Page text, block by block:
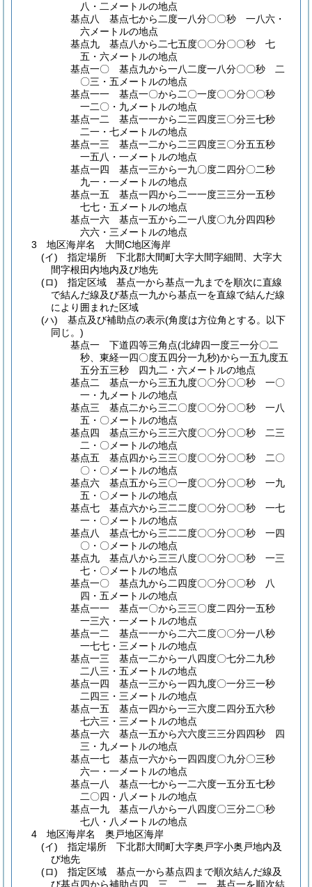
八・二メートルの地点
基点八 基点七から二度一八分〇〇秒 一八六・
六メートルの地点
基点九 基点八から二七五度〇〇分〇〇秒 七
五・六メートルの地点
基点一〇 基点九から一八二度一八分〇〇秒 二
〇三・五メートルの地点
基点一一 基点一〇から二〇一度〇〇分〇〇秒
一二〇・九メートルの地点
基点一二 基点一一から二三四度三〇分三七秒
二一・七メートルの地点
基点一三 基点一二から二三四度三〇分五五秒
一五八・一メートルの地点
基点一四 基点一三から一九〇度二四分〇二秒
九一・一メートルの地点
基点一五 基点一四から二一一度三三分一五秒
七七・五メートルの地点
基点一六 基点一五から二一八度〇九分四四秒
六六・三メートルの地点
3 地区海岸名 大間C地区海岸
(イ) 指定場所 下北郡大間町大字大間字細間、大字大
間字根田内地内及び地先
(ロ) 指定区域 基点一から基点一九までを順次に直線
で結んだ線及び基点一九から基点一を直線で結んだ線
により囲まれた区域
(ハ) 基点及び補助点の表示(角度は方位角とする。以下
同じ。)
基点一 下道四等三角点(北緯四一度三一分〇二
秒、東経一四〇度五四分一九秒)から一五九度五
五分五三秒 四九二・六メートルの地点
基点二 基点一から三五九度〇〇分〇〇秒 一〇
一・九メートルの地点
基点三 基点二から三二〇度〇〇分〇〇秒 一八
五・〇メートルの地点
基点四 基点三から三三六度〇〇分〇〇秒 二三
二・〇メートルの地点
基点五 基点四から三三〇度〇〇分〇〇秒 二〇
〇・〇メートルの地点
基点六 基点五から三〇一度〇〇分〇〇秒 一九
五・〇メートルの地点
基点七 基点六から三二二度〇〇分〇〇秒 一七
一・〇メートルの地点
基点八 基点七から三二二度〇〇分〇〇秒 一四
〇・〇メートルの地点
基点九 基点八から三三八度〇〇分〇〇秒 一三
七・〇メートルの地点
基点一〇 基点九から二四度〇〇分〇〇秒 八
四・五メートルの地点
基点一一 基点一〇から三三〇度二四分一五秒
一三六・一メートルの地点
基点一二 基点一一から二六二度〇〇分一八秒
一七七・三メートルの地点
基点一三 基点一二から一八四度〇七分二九秒
二八三・五メートルの地点
基点一四 基点一三から一四九度〇一分三一秒
二四三・三メートルの地点
基点一五 基点一四から一三六度二四分五六秒
七六三・三メートルの地点
基点一六 基点一五から六六度三三分四四秒 四
三・九メートルの地点
基点一七 基点一六から一四四度〇九分〇三秒
六一・一メートルの地点
基点一八 基点一七から一二六度一五分五七秒
二〇四・八メートルの地点
基点一九 基点一八から一八四度〇三分二〇秒
七八・八メートルの地点
4 地区海岸名 奥戸地区海岸
(イ) 指定場所 下北郡大間町大字奥戸字小奥戸地内及
び地先
(ロ) 指定区域 基点一から基点四まで順次結んだ線及
び基点四から補助点四、三、二、一、基点一を順次結